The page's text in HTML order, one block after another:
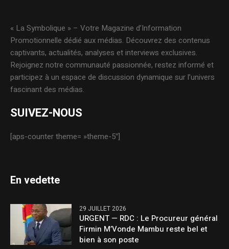
« La Symbolique » – Votre Magazine d’Information
Promotionnelle dédié aux médias. Découvrez des contenus
captivants, actualités, analyses et interviews exclusives.
Rejoignez notre communauté passionnée, restez informé et
participez à un espace de discussion dynamique sur l’univers
fascinant des médias.
SUIVEZ-NOUS
[aps-counter theme= »theme-5″]
En vedette
29 JUILLET 2026
URGENT — RDC : Le Procureur général
Firmin M’Vonde Mambu reste bel et
bien à son poste